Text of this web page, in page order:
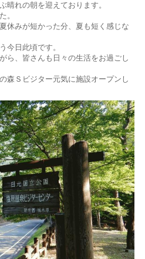
晴れの朝を迎えております。
。
休みが短かった分、夏も短く感じな
今日此頃です。
ら、皆さんも日々の生活をお過ごし
森Ｓビジター元気に施設オープンし